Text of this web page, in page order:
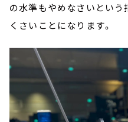
の水準もやめなさいとい
くさいことになります。